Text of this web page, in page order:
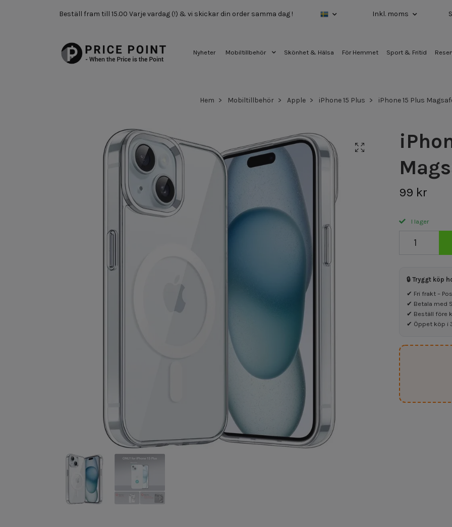
Beställ fram till 15.00 Varje vardag (!) & vi skickar din order samma dag ! Inkl. moms
Nyheter Mobiltillbehör Skönhet & Hälsa För Hemmet Sport & Fritid
Hem Mobiltillbehör Apple iPhone 15 Plus iPhone 15 Plus
99 kr
I lager
🔒 Tryggt köp
✔ Fri frakt –
✔ Betala med
✔ Beställ före
✔ Öppet köp i